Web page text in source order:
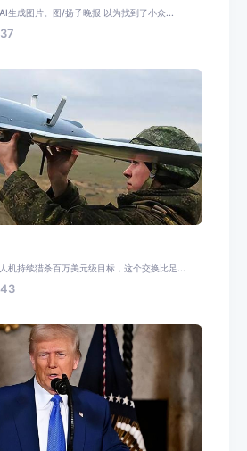
生成图片。图/扬子晚报 以为找到了小众...
机持续猎杀百万美元级目标，这个交换比足...